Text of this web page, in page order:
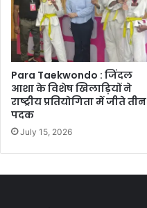
Para Taekwondo : जिंदल
आशा के विशेष खिलाड़ियों ने
राष्ट्रीय प्रतियोगिता में जीते तीन
पदक
July 15, 2026